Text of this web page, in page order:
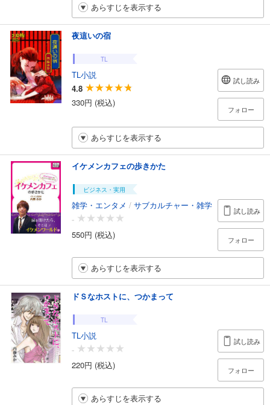
あらすじを表示する
夜這いの宿
TL
TL小説
4.8
330円 (税込)
試し読み
フォロー
あらすじを表示する
イケメンカフェの歩きかた
ビジネス・実用
雑学・エンタメ / サブカルチャー・雑学
-
550円 (税込)
試し読み
フォロー
あらすじを表示する
ドＳなホストに、つかまって
TL
TL小説
-
220円 (税込)
試し読み
フォロー
あらすじを表示する